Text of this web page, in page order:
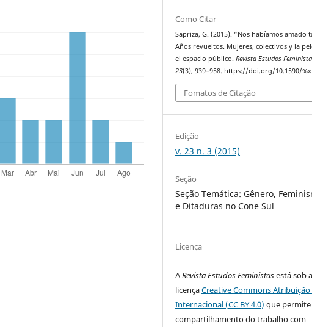
Como Citar
Sapriza, G. (2015). “Nos habíamos amado
Años revueltos. Mujeres, colectivos y la
el espacio público.Revista Estudos
23(3), 939–958. https://doi.org/10.1590/%x
Fomatos de Citação
Edição
v. 23 n. 3 (2015)
Seção
Seção Temática: Gênero,
e Ditaduras no Cone Sul
Licença
ARevista Estudos Feministasestá sob a
licençaCreative Commons Atribuição
Internacional (CC BY 4.0) que
compartilhamento do trabalho com